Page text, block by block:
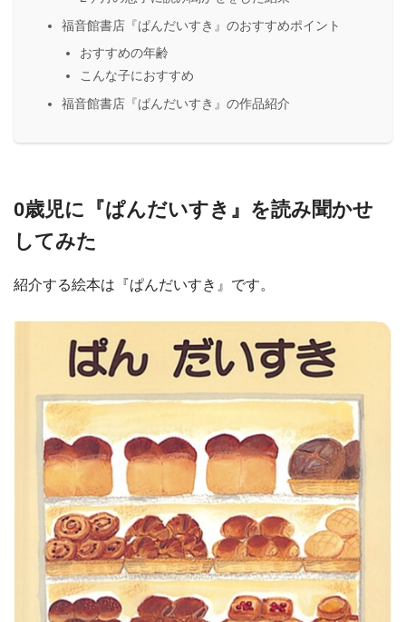
福音館書店『ぱんだいすき』のおすすめポイント
おすすめの年齢
こんな子におすすめ
福音館書店『ぱんだいすき』の作品紹介
0歳児に『ぱんだいすき』を読み聞かせ
してみた
紹介する絵本は『ぱんだいすき』です。